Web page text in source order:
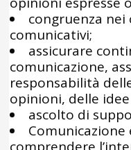
congruenza
comunicativi;
assicurare
comunicazione,
responsabilità
opinioni, delle idee
ascolto di
Comunicazione